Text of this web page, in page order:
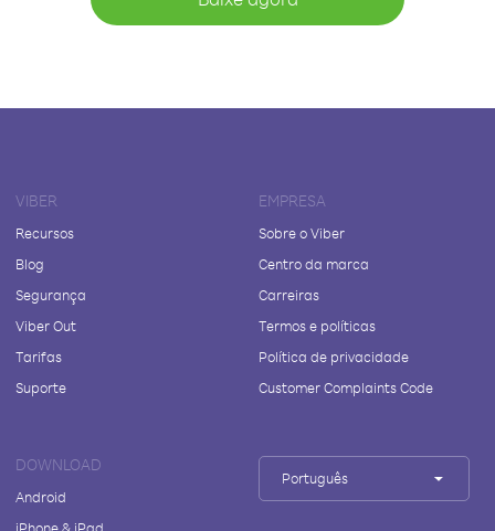
VIBER
Recursos
Blog
Segurança
Viber Out
Tarifas
Suporte
EMPRESA
Sobre o Viber
Centro da marca
Carreiras
Termos e políticas
Política de privacidade
Customer Complaints Code
DOWNLOAD
Android
Português